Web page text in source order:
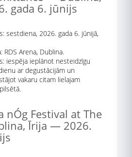
gada 6. jūnijs
sestdiena, 2026. gada 6. jūnijā,
RDS Arena, Dublina.
iespēja ieplānot nesteidzīgu
ar degustācijām un
vakaru citam lielajam
nÓg Festival at The
Īrija — 2026.